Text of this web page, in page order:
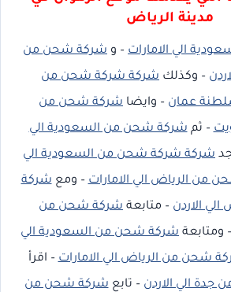
مدينة الرياض
الي الامارات – و شركة شحن من
– وكذلك شركة شركة شحن من
عمان – وايضا شركة شحن من
– ثمشركة شحن من السعودية الي
شركة شركة شحن من السعودية الي
من الرياض الي الامارات– ومعشركة
الاردن – متابعة شركة شحن من
– ومتابعة شركة شحن من السعودية الي
شحن من الرياض الي الامارات– اقرأ
الي الاردن – تابعشركة شحن من